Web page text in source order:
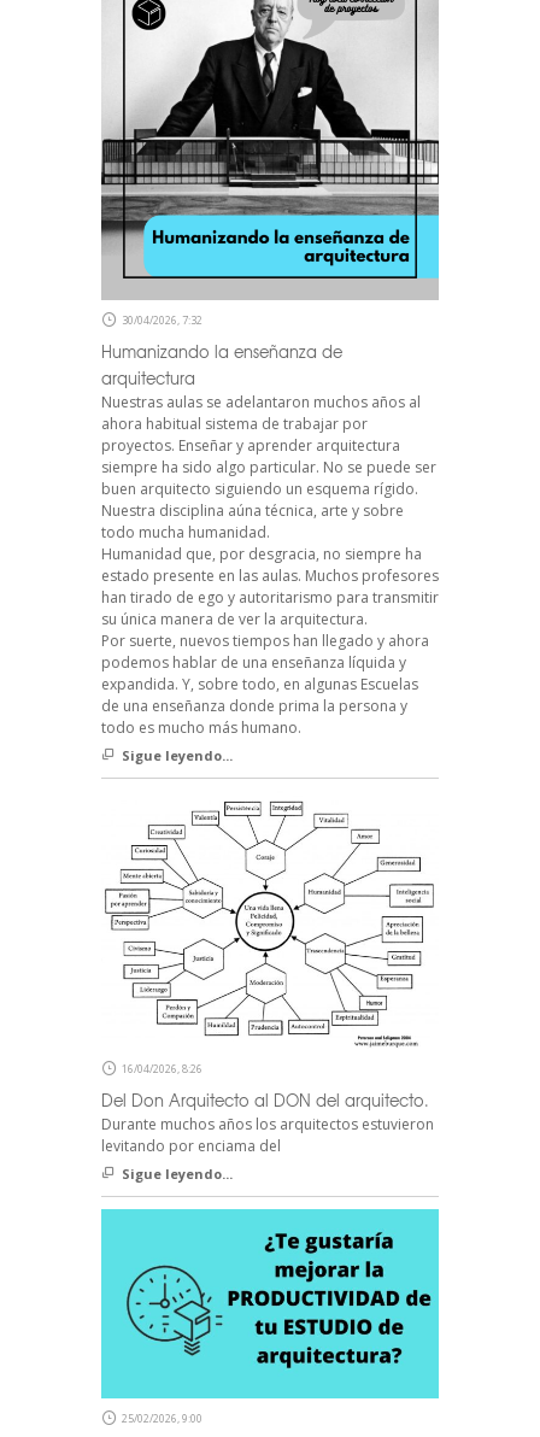
30/04/2026, 7:32
Humanizando la enseñanza de
arquitectura
Nuestras aulas se adelantaron muchos años al
ahora habitual sistema de trabajar por
proyectos. Enseñar y aprender arquitectura
siempre ha sido algo particular. No se puede ser
buen arquitecto siguiendo un esquema rígido.
Nuestra disciplina aúna técnica, arte y sobre
todo mucha humanidad.
Humanidad que, por desgracia, no siempre ha
estado presente en las aulas. Muchos profesores
han tirado de ego y autoritarismo para transmitir
su única manera de ver la arquitectura.
Por suerte, nuevos tiempos han llegado y ahora
podemos hablar de una enseñanza líquida y
expandida. Y, sobre todo, en algunas Escuelas
de una enseñanza donde prima la persona y
todo es mucho más humano.
Sigue leyendo...
16/04/2026, 8:26
Del Don Arquitecto al DON del arquitecto.
Durante muchos años los arquitectos estuvieron
levitando por enciama del
Sigue leyendo...
25/02/2026, 9:00